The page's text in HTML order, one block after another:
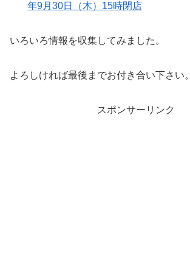
年9月30日（木）15時閉店
いろいろ情報を収集してみました。
よろしければ最後までお付き合い下さい。
スポンサーリンク